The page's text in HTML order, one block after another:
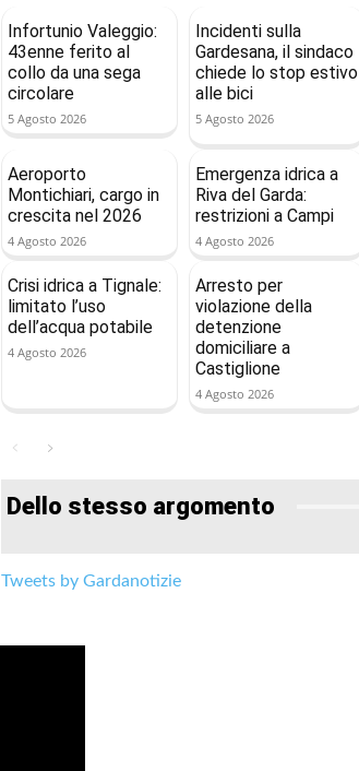
Infortunio Valeggio:
43enne ferito al
collo da una sega
circolare
5 Agosto 2026
Incidenti sulla
Gardesana, il sindaco
chiede lo stop estivo
alle bici
5 Agosto 2026
Aeroporto
Montichiari, cargo in
crescita nel 2026
4 Agosto 2026
Emergenza idrica a
Riva del Garda:
restrizioni a Campi
4 Agosto 2026
Crisi idrica a Tignale:
limitato l’uso
dell’acqua potabile
4 Agosto 2026
Arresto per
violazione della
detenzione
domiciliare a
Castiglione
4 Agosto 2026
Dello stesso argomento
Tweets by Gardanotizie